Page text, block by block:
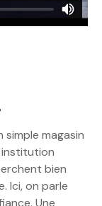
simple magasin
institution
bien
Ici, on parle
Une